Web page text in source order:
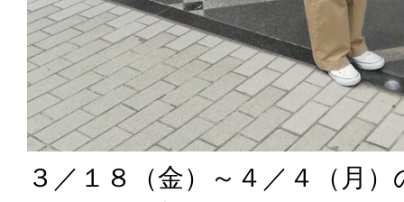
３／１８（金）～４／４（月）